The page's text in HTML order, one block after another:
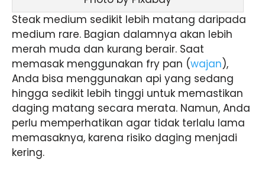
Steak medium sedikit lebih matang daripada
medium rare. Bagian dalamnya akan lebih
merah muda dan kurang berair. Saat
memasak menggunakan fry pan (wajan),
Anda bisa menggunakan api yang sedang
hingga sedikit lebih tinggi untuk memastikan
daging matang secara merata. Namun, Anda
perlu memperhatikan agar tidak terlalu lama
memasaknya, karena risiko daging menjadi
kering.